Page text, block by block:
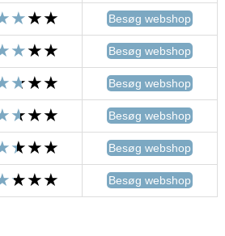
Besøg webshop
Besøg webshop
Besøg webshop
Besøg webshop
Besøg webshop
Besøg webshop